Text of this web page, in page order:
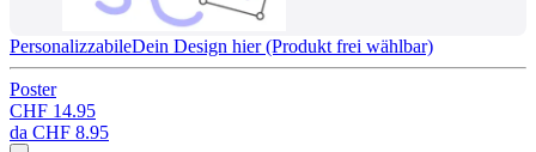
PersonalizzabileDein Design hier (Produkt frei wählbar)
Poster
CHF 14.95
da CHF 8.95